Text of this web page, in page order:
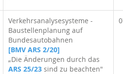
Verkehrsanalysesysteme -
Baustellenplanung auf
Bundesautobahnen
[BMV ARS 2/20]
„Die Änderungen durch das
ARS 25/23 sind zu beachten"